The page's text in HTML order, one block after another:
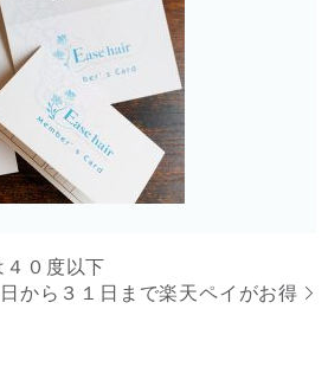
４０度以下
から３１日まで楽天ペイがお得